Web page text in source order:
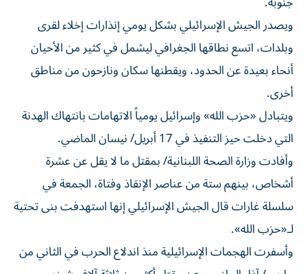
ويصدر الجيش الإسرائيلي بشكل يومي إنذارات إخلاء لقرى
وبلدات، اتسع نطاقها الجغرافي ليشمل في كثير من الأحيان
أنحاء بعيدة عن الحدود، ويقطنها سكان ونازحون من مناطق
أخرى.
ويتبادل «حزب الله» وإسرائيل يومياً الاتهامات بانتهاك الهدنة
التي دخلت حيز التنفيذ في 17 أبريل/ نيسان الماضي.
وأفادت وزارة الصحة اللبنانية/ بمقتل ما لا يقل عن عشرة
أشخاص، بينهم ستة من عناصر الإنقاذ وفتاة، الجمعة في
سلسلة غارات قال الجيش الإسرائيلي إنها استهدفت بنى تحتية
لـ«حزب الله».
وأسفرت الهجمات الإسرائيلية منذ اندلاع الحرب في الثاني من